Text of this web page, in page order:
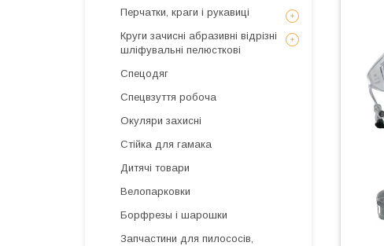
Перчатки, краги і рукавиці
Круги зачисні абразивні відрізні
шліфувальні пелюсткові
Спецодяг
Спецвзуття робоча
Окуляри захисні
Стійка для гамака
Дитячі товари
Велопарковки
Борфрезы і шарошки
Запчастини для пилососів,